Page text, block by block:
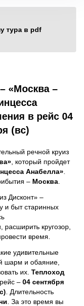
тура в pdf
«Москва –
в рейс 04
(вс)
речной круиз
, который пройдет
Анабелла»
– Москва
Дисконт» –
и быт старинных
кругозор,
время.
удивительные
шарм и обаяние,
их. Теплоход
– 04 сентября
. Длительность
За это время вы